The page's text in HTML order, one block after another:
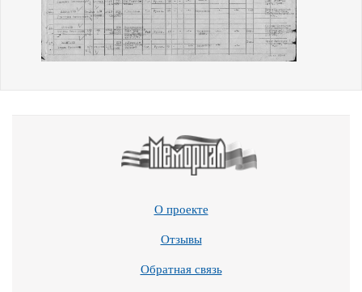
О проекте
Отзывы
Обратная связь